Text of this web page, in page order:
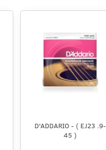
D'ADDARIO - ( EJ23 .9-
45 )